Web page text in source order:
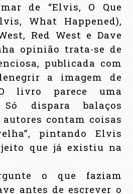
de “Elvis, O Que
What Happened),
Red West e Dave
opinião trata-se de
publicada com
a imagem de
livro parece uma
Só dispara balaços
contam coisas
pintando Elvis
que já existiu na
o que faziam
antes de escrever o